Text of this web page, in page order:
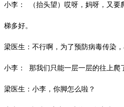
小李： （抬头望）哎呀，妈呀，又
梯多好。
梁医生：不行啊，为了预防病毒传染，
小李： 那我们只能一层一层的往上爬
梁医生：小李，你脚怎么啦？